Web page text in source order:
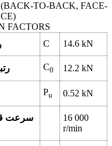
C 14.6 kN
C0 12.2 kN
Pu 0.52 kN
سرعت
16 000
r/min
TO-BACK, FACE-
FACTORS